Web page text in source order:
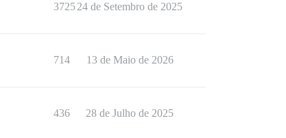
372524 de Setembro de 2025
714 13 de Maio de 2026
436 28 de Julho de 2025